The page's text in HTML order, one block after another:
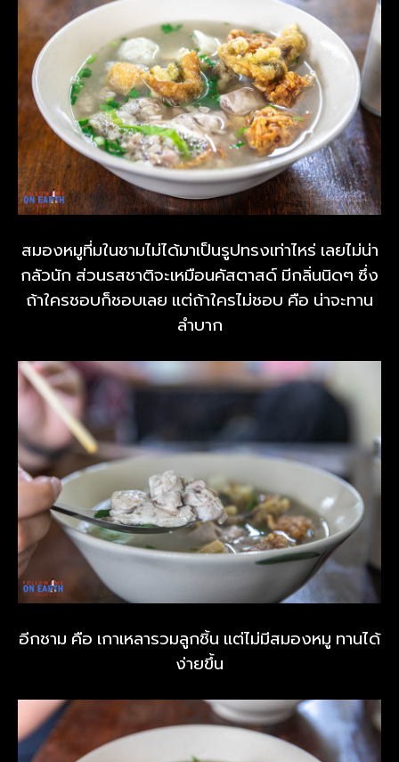
สมองหมูที่มในชามไม่ได้มาเป็นรูปทรงเท่าไหร่ เลยไม่น่า
กลัวนัก ส่วนรสชาติจะเหมือนคัสตาสด์ มีกลิ่นนิดๆ ซึ่ง
ถ้าใครชอบก็ชอบเลย แต่ถ้าใครไม่ชอบ คือ น่าจะทาน
ลำบาก
อีกชาม คือ เกาเหลารวมลูกชิ้น แต่ไม่มีสมองหมู ทานได้
ง่ายขึ้น